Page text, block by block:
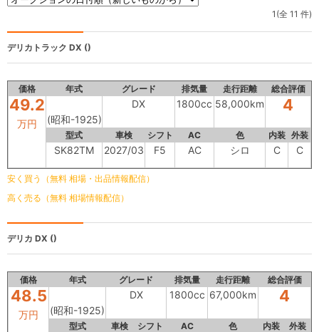
1(全 11 件)
デリカトラック DX ()
価格 年式 グレード 排気量 走行距離 総合評価
49.2
万円 (昭和-1925)
DX 1800cc 58,000km 4
型式 車検 シフト AC 色 内装 外装
SK82TM 2027/03 F5 AC シロ C C
安く買う（無料 相場・出品情報配信）
高く売る（無料 相場情報配信）
デリカ DX ()
価格 年式 グレード 排気量 走行距離 総合評価
48.5
万円 (昭和-1925)
DX 1800cc 67,000km 4
型式 車検 シフト AC 色 内装 外装